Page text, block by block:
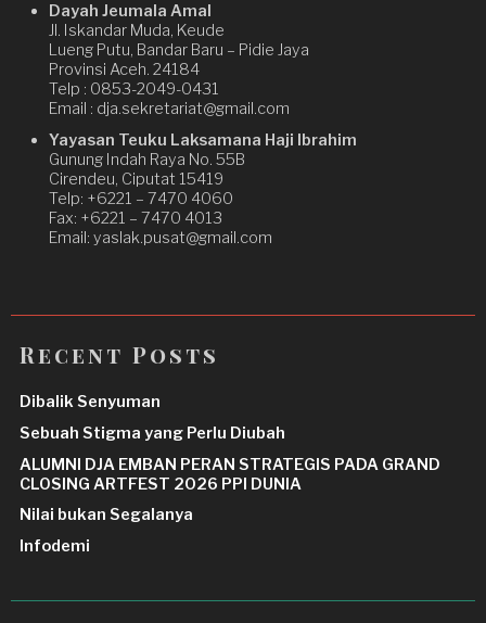
Dayah Jeumala Amal
Jl. Iskandar Muda, Keude
Lueng Putu, Bandar Baru – Pidie Jaya
Provinsi Aceh. 24184
Telp : 0853-2049-0431
Email : dja.sekretariat@gmail.com
Yayasan Teuku Laksamana Haji Ibrahim
Gunung Indah Raya No. 55B
Cirendeu, Ciputat 15419
Telp: +6221 – 7470 4060
Fax: +6221 – 7470 4013
Email: yaslak.pusat@gmail.com
Recent Posts
Dibalik Senyuman
Sebuah Stigma yang Perlu Diubah
ALUMNI DJA EMBAN PERAN STRATEGIS PADA GRAND
CLOSING ARTFEST 2026 PPI DUNIA
Nilai bukan Segalanya
Infodemi